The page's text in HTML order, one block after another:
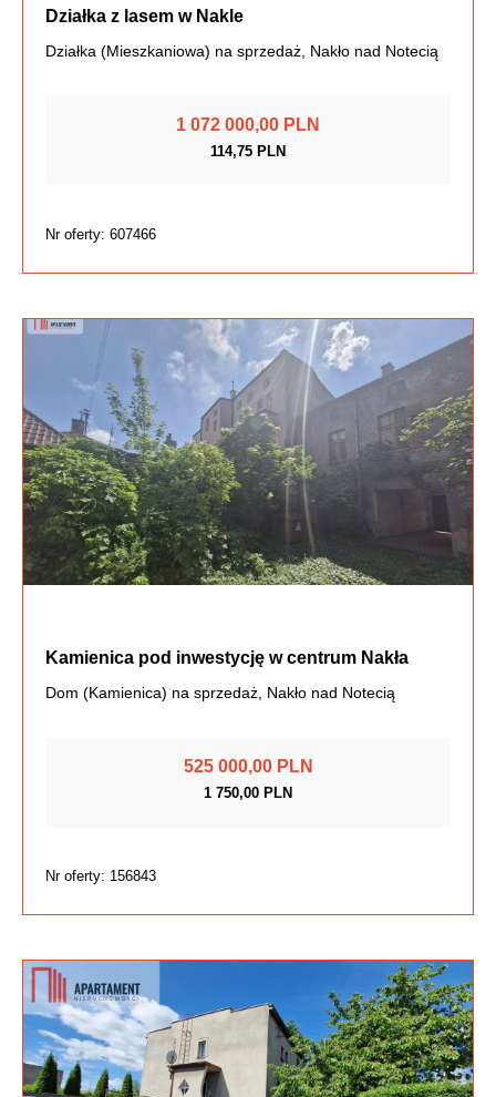
Działka z lasem w Nakle
Działka (Mieszkaniowa) na sprzedaż, Nakło nad Notecią
1 072 000,00 PLN
114,75 PLN
Nr oferty: 607466
Kamienica pod inwestycję w centrum Nakła
Dom (Kamienica) na sprzedaż, Nakło nad Notecią
525 000,00 PLN
1 750,00 PLN
Nr oferty: 156843